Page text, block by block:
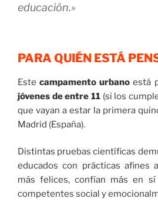
educación.»
PARA QUIÉN ESTÁ
Estecampamento urbano está
jóvenes de entre 11 (si los
que vayan a estar la primera
Madrid (España).
Distintas pruebas científicas
educados con prácticas afines
más felices, confían más en
competentes social y